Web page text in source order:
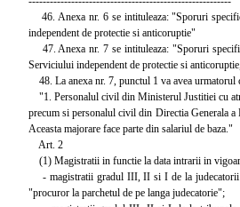
46. Anexa nr. 6 se intituleaza: "Sporuri
independent de protectie si anticoruptie"
47. Anexa nr. 7 se intituleaza: "Sporuri
Serviciului independent de protectie si
48. La anexa nr. 7, punctul 1 va avea urmatorul
"1. Personalul civil din Ministerul Justitiei cu
precum si personalul civil din Directia Generala a
Aceasta majorare face parte din salariul de baza."
Art. 2
(1) Magistratii in functie la data intrarii in
- magistratii gradul III, II si I de la judecatorii
"procuror la parchetul de pe langa judecatorie";